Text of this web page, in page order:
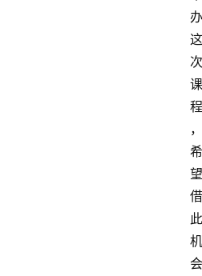
办
这
次
课
程
，
希
望
借
此
机
会